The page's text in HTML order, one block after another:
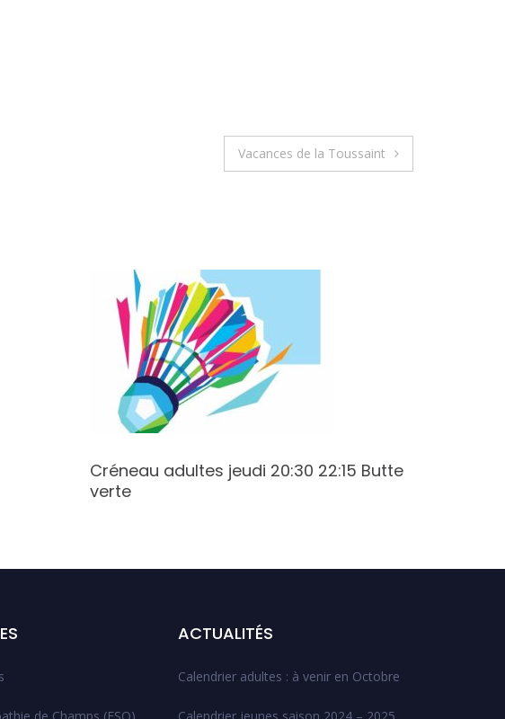
Vacances de la Toussaint
Créneau adultes jeudi 20:30 22:15 Butte
verte
ACTUALITÉS
Calendrier adultes : à venir en Octobre